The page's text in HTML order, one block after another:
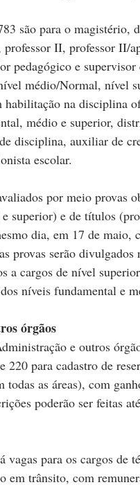
são para o magistério,
professor II, professor II/
pedagógico e
médio/Normal, nível
na disciplina
médio e superior,
disciplina, auxiliar de
escolar.
por meio provas
superior) e de títulos
dia, em 17 de maio,
provas serão
a cargos de nível
níveis fundamental e
órgãos
e outros
220 para cadastro de
todas as áreas), com
poderão ser feitas
vagas para os cargos de
em trânsito, com